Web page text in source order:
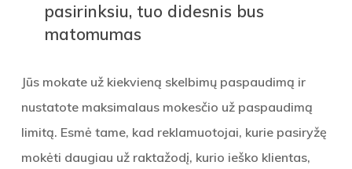
pasirinksiu, tuo didesnis bus
matomumas
Jūs mokate už kiekvieną skelbimų paspaudimą ir
nustatote maksimalaus mokesčio už paspaudimą
limitą. Esmė tame, kad reklamuotojai, kurie pasiryžę
mokėti daugiau už raktažodį, kurio ieško klientas,